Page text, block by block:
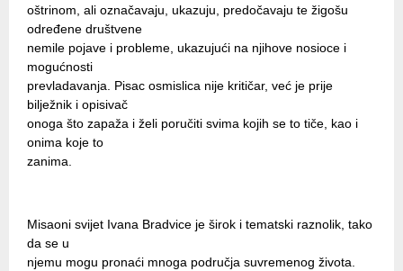
oštrinom, ali označavaju, ukazuju, predočavaju te žigošu
određene društvene
nemile pojave i probleme, ukazujući na njihove nosioce i
mogućnosti
prevladavanja. Pisac osmislica nije kritičar, već je prije
bilježnik i opisivač
onoga što zapaža i želi poručiti svima kojih se to tiče, kao i
onima koje to
zanima.
Misaoni svijet Ivana Bradvice je širok i tematski raznolik, tako
da se u
njemu mogu pronaći mnoga područja suvremenog života.